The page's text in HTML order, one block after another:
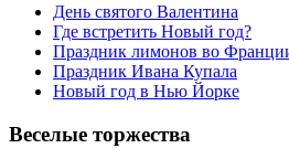
День святого Валентина
Где встретить Новый год?
Праздник лимонов во
Праздник Ивана Купала
Новый год в Нью Йорке
Веселые торжества